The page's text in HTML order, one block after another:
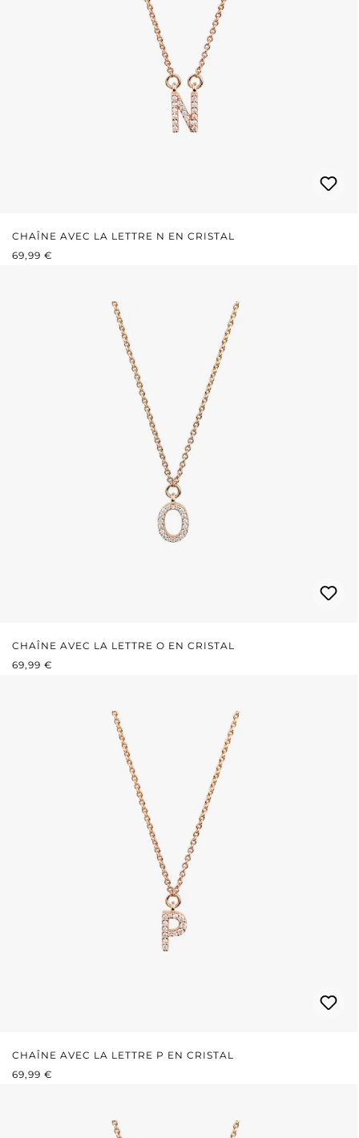
CHAÎNE AVEC LA LETTRE N EN CRISTAL
PRIX RÉGULIER :
69,99 €
CHAÎNE AVEC LA LETTRE O EN CRISTAL
PRIX RÉGULIER :
69,99 €
CHAÎNE AVEC LA LETTRE P EN CRISTAL
PRIX RÉGULIER :
69,99 €